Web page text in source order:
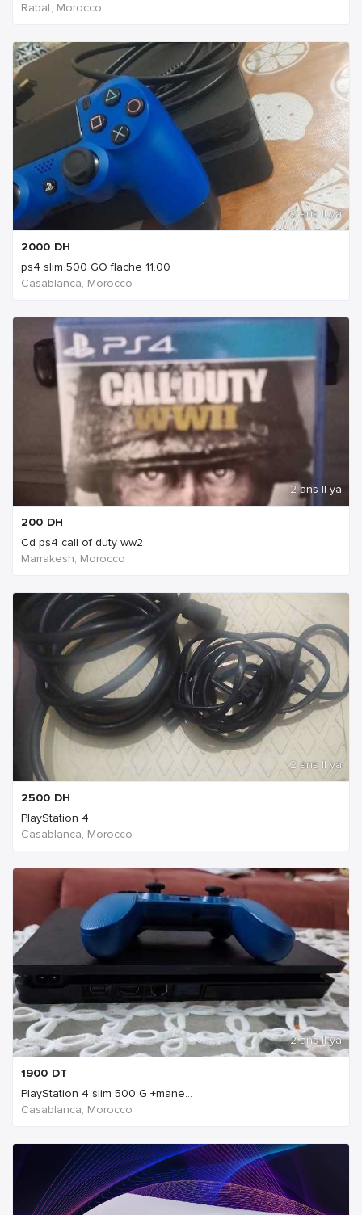
Rabat, Morocco
2 ans Il ya
2000 DH
ps4 slim 500 GO flache 11.00
Casablanca, Morocco
2 ans Il ya
200 DH
Cd ps4 call of duty ww2
Marrakesh, Morocco
2 ans Il ya
2500 DH
PlayStation 4
Casablanca, Morocco
2 ans Il ya
1900 DT
PlayStation 4 slim 500 G +mane...
Casablanca, Morocco